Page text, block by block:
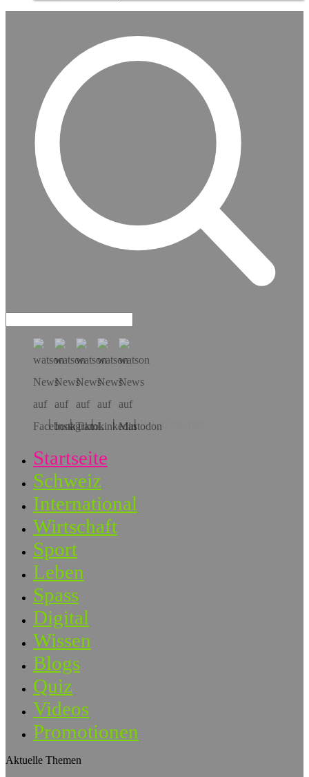
Hol dir die App!
Startseite
Schweiz
International
Wirtschaft
Sport
Leben
Spass
Digital
Wissen
Blogs
Quiz
Videos
Promotionen
Aktuelle Themen